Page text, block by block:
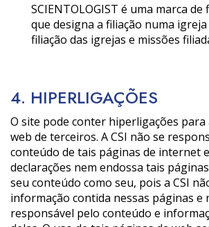
SCIENTOLOGIST é uma marca de
que designa a filiação numa igreja
filiação das igrejas e missões
4. HIPERLIGAÇÕES
O site pode conter hiperligações para
web de terceiros. A CSI não se
conteúdo de tais páginas de internet
declarações nem endossa tais
seu conteúdo como seu, pois a CSI
informação contida nessas páginas e
responsável pelo conteúdo e